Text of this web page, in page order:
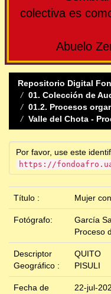
colectiva es
Abuelo
Repositorio Digital
01. Colección de
01.2. Procesos
Valle del Chota -
Por favor, use este
https://
Título : Mujer
Fotógrafo:
García
Proceso
Descriptor
Geográfico :
QUITO
PISULI
Fecha de
22-jul-